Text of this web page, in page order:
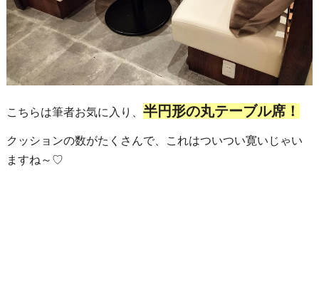
こちらは筆者お気に入り、 半円形の丸テーブル席！
クッションの数がたくさんで、これはついつい寛いじゃい
ますね～♡